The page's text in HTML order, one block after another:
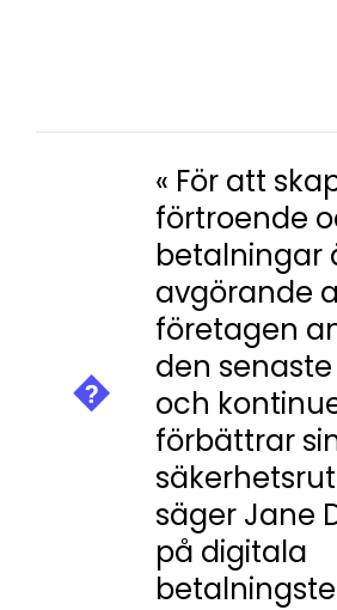
« För att
förtroende
betalningar
avgörande
företagen
den
och
förbättrar
säger Jane
på digitala